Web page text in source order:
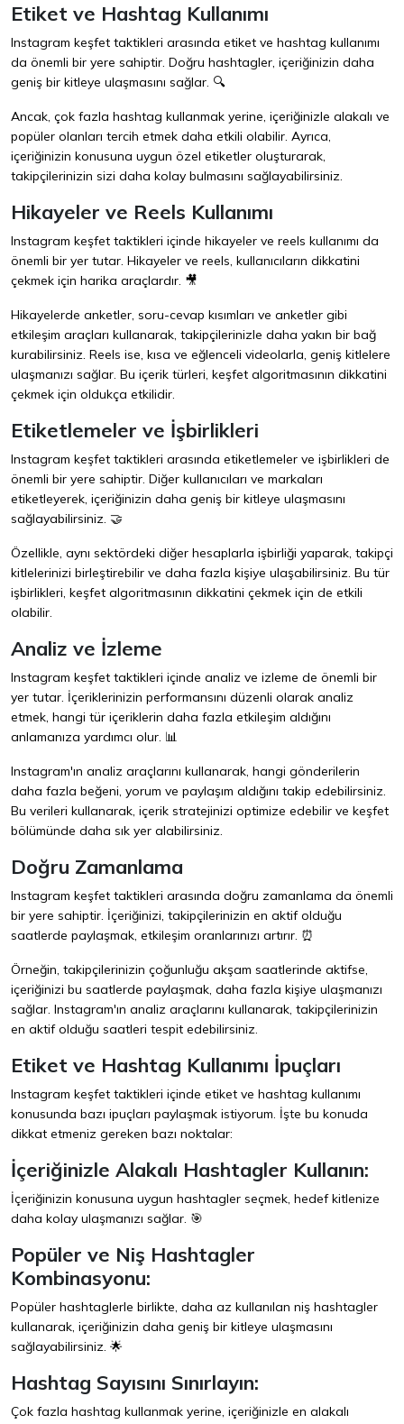
Etiket ve Hashtag Kullanımı
Instagram keşfet taktikleri arasında etiket ve hashtag kullanımı
da önemli bir yere sahiptir. Doğru hashtagler, içeriğinizin daha
geniş bir kitleye ulaşmasını sağlar. 🔍
Ancak, çok fazla hashtag kullanmak yerine, içeriğinizle alakalı ve
popüler olanları tercih etmek daha etkili olabilir. Ayrıca,
içeriğinizin konusuna uygun özel etiketler oluşturarak,
takipçilerinizin sizi daha kolay bulmasını sağlayabilirsiniz.
Hikayeler ve Reels Kullanımı
Instagram keşfet taktikleri içinde hikayeler ve reels kullanımı da
önemli bir yer tutar. Hikayeler ve reels, kullanıcıların dikkatini
çekmek için harika araçlardır. 🎥
Hikayelerde anketler, soru-cevap kısımları ve anketler gibi
etkileşim araçları kullanarak, takipçilerinizle daha yakın bir bağ
kurabilirsiniz. Reels ise, kısa ve eğlenceli videolarla, geniş kitlelere
ulaşmanızı sağlar. Bu içerik türleri, keşfet algoritmasının dikkatini
çekmek için oldukça etkilidir.
Etiketlemeler ve İşbirlikleri
Instagram keşfet taktikleri arasında etiketlemeler ve işbirlikleri de
önemli bir yere sahiptir. Diğer kullanıcıları ve markaları
etiketleyerek, içeriğinizin daha geniş bir kitleye ulaşmasını
sağlayabilirsiniz. 🤝
Özellikle, aynı sektördeki diğer hesaplarla işbirliği yaparak, takipçi
kitlelerinizi birleştirebilir ve daha fazla kişiye ulaşabilirsiniz. Bu tür
işbirlikleri, keşfet algoritmasının dikkatini çekmek için de etkili
olabilir.
Analiz ve İzleme
Instagram keşfet taktikleri içinde analiz ve izleme de önemli bir
yer tutar. İçeriklerinizin performansını düzenli olarak analiz
etmek, hangi tür içeriklerin daha fazla etkileşim aldığını
anlamanıza yardımcı olur. 📊
Instagram'ın analiz araçlarını kullanarak, hangi gönderilerin
daha fazla beğeni, yorum ve paylaşım aldığını takip edebilirsiniz.
Bu verileri kullanarak, içerik stratejinizi optimize edebilir ve keşfet
bölümünde daha sık yer alabilirsiniz.
Doğru Zamanlama
Instagram keşfet taktikleri arasında doğru zamanlama da önemli
bir yere sahiptir. İçeriğinizi, takipçilerinizin en aktif olduğu
saatlerde paylaşmak, etkileşim oranlarınızı artırır. ⏰
Örneğin, takipçilerinizin çoğunluğu akşam saatlerinde aktifse,
içeriğinizi bu saatlerde paylaşmak, daha fazla kişiye ulaşmanızı
sağlar. Instagram'ın analiz araçlarını kullanarak, takipçilerinizin
en aktif olduğu saatleri tespit edebilirsiniz.
Etiket ve Hashtag Kullanımı İpuçları
Instagram keşfet taktikleri içinde etiket ve hashtag kullanımı
konusunda bazı ipuçları paylaşmak istiyorum. İşte bu konuda
dikkat etmeniz gereken bazı noktalar:
İçeriğinizle Alakalı Hashtagler Kullanın:
İçeriğinizin konusuna uygun hashtagler seçmek, hedef kitlenize
daha kolay ulaşmanızı sağlar. 🎯
Popüler ve Niş Hashtagler
Kombinasyonu:
Popüler hashtaglerle birlikte, daha az kullanılan niş hashtagler
kullanarak, içeriğinizin daha geniş bir kitleye ulaşmasını
sağlayabilirsiniz. 🌟
Hashtag Sayısını Sınırlayın:
Çok fazla hashtag kullanmak yerine, içeriğinizle en alakalı